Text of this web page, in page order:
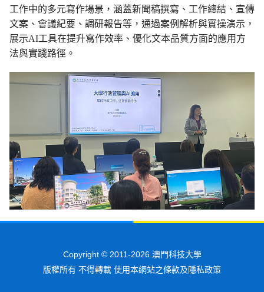
工作中的多元寫作場景，涵蓋新聞稿撰寫、工作總結、宣傳
文案、會議紀要、調研報告等，通過案例解析與實操演示，
展示AI工具在提升寫作效率、優化文本品質方面的應用方
法與實踐路徑。
Copyright © 2011-2026 澳門科技大學
版權所有 不得轉載 使用本網站之條款及隱私政策